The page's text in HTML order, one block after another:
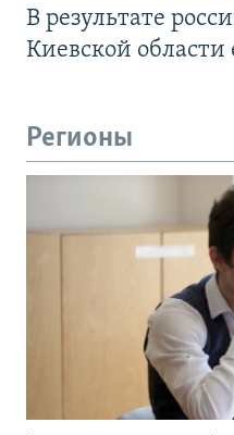
В результате
Киевской
Регионы